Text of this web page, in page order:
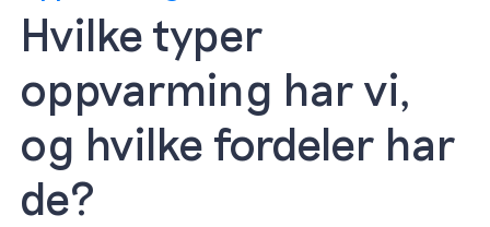
Hvilke typer
oppvarming har vi,
og hvilke fordeler har
de?